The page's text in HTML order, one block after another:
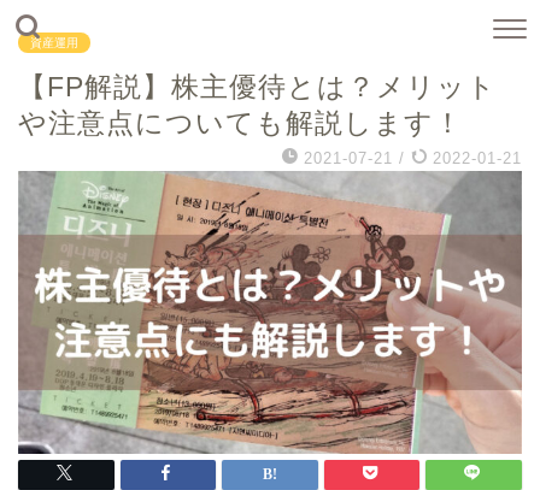
資産運用
【FP解説】株主優待とは？メリット
や注意点についても解説します！
2021-07-21 / 2022-01-21